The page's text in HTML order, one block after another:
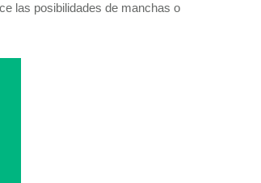
las posibilidades de manchas o